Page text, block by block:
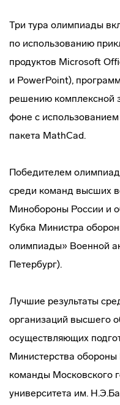
Три тура олимпиады
по использованию
продуктов Microsoft
и PowerPoint),
решению комплексной
фоне с
пакета MathCad.
Победителем
среди команд высших
Минобороны России и
Кубка Министра
олимпиады» Военной
Петербург).
Лучшие результаты
организаций высшего
осуществляющих
Министерства
команды Московского
университета им.